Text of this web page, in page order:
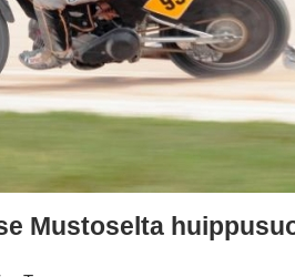
Mustoselta